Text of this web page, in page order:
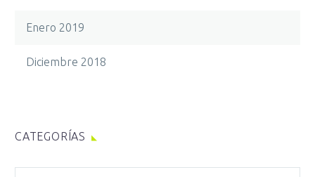
Enero 2019
Diciembre 2018
CATEGORÍAS